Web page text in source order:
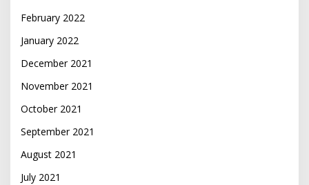
February 2022
January 2022
December 2021
November 2021
October 2021
September 2021
August 2021
July 2021